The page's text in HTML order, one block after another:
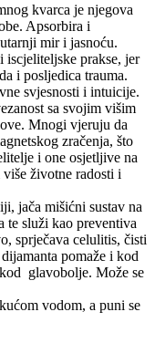
kvarca je njegova
Apsorbira i
mir i jasnoću.
iscjeliteljske prakse, jer
i posljedica trauma.
svjesnosti i intuicije.
sa svojim višim
Mnogi vjeruju da
zračenja, što
i one osjetljive na
životne radosti i
jača mišićni sustav na
te služi kao preventiva
sprječava celulitis, čisti
pomaže i kod
glavobolje. Može se
vodom, a puni se